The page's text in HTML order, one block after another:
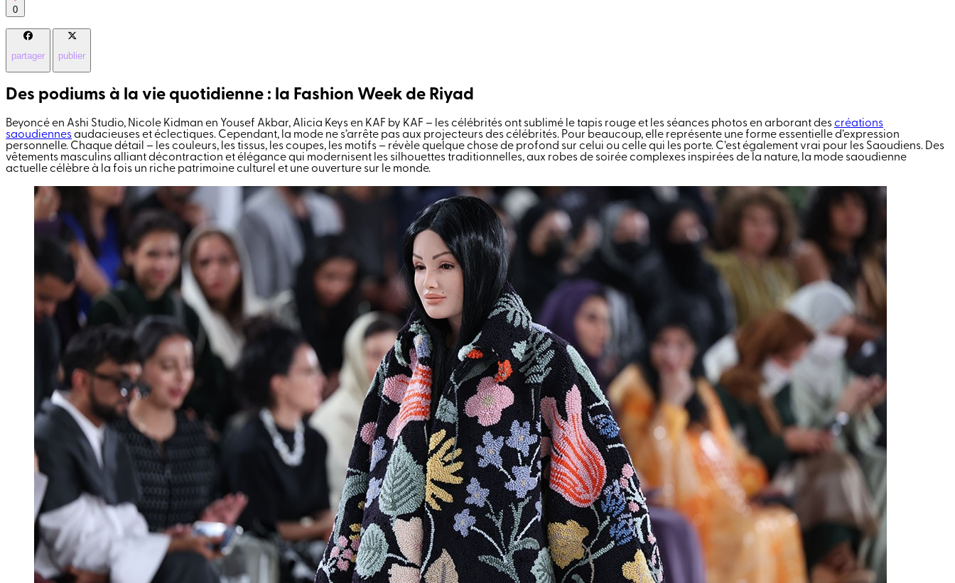
0
partager publier
Des podiums à la vie quotidienne : la Fashion Week de Riyad
Beyoncé en Ashi Studio, Nicole Kidman en Yousef Akbar, Alicia Keys en KAF by KAF – les célébrités ont sublimé le tapis rouge et les séances photos en arborant des créations
saoudiennesaudacieuses et éclectiques. Cependant, la mode ne s’arrête pas aux projecteurs des célébrités. Pour beaucoup, elle représente une forme essentielle d’expression
personnelle. Chaque détail – les couleurs, les tissus, les coupes, les motifs – révèle quelque chose de profond sur celui ou celle qui les porte. C’est également vrai pour les Saoudiens. Des
vêtements masculins alliant décontraction et élégance qui modernisent les silhouettes traditionnelles, aux robes de soirée complexes inspirées de la nature, la mode saoudienne
actuelle célèbre à la fois un riche patrimoine culturel et une ouverture sur le monde.